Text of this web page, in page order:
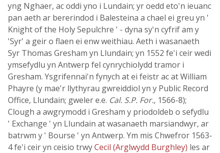
yng Nghaer, ac oddi yno i Lundain; yr oedd eto'n ieuanc
pan aeth ar bererindod i Balesteina a chael ei greu yn '
Knight of the Holy Sepulchre ' - dyna sy'n cyfrif am y
'Syr' a geir o flaen ei enw weithiau. Aeth i wasanaeth
Syr Thomas Gresham yn Llundain; yn 1552 fe'i ceir wedi
ymsefydlu yn Antwerp fel cynrychiolydd tramor i
Gresham. Ysgrifennai'n fynych at ei feistr ac at William
Phayre (y mae'r llythyrau gwreiddiol yn y Public Record
Office, Llundain; gweler e.e. Cal. S.P. For., 1566-8);
Clough a awgrymodd i Gresham y priodoldeb o sefydlu
' Exchange ' yn Llundain at wasanaeth marsiandwyr, ar
batrwm y ' Bourse ' yn Antwerp. Ym mis Chwefror 1563-
4 fe'i ceir yn ceisio trwyCecil (Arglwydd Burghley) les ar